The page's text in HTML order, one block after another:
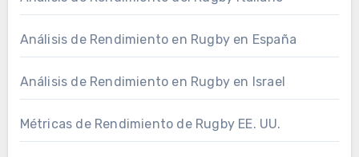
Análisis de Rendimiento en Rugby en España
Análisis de Rendimiento en Rugby en Israel
Métricas de Rendimiento de Rugby EE. UU.